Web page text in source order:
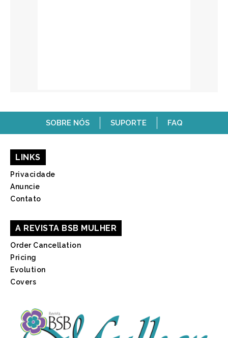
SOBRE NÓS SUPORTE FAQ
LINKS
Privacidade
Anuncie
Contato
A REVISTA BSB MULHER
Order Cancellation
Pricing
Evolution
Covers